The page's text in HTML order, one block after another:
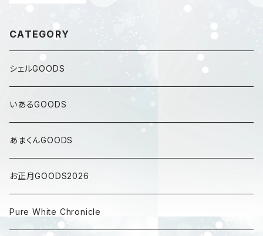
CATEGORY
シェルGOODS
いあるGOODS
あまくんGOODS
お正月GOODS2026
Pure White Chronicle